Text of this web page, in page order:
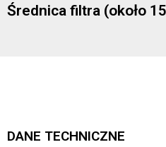
Średnica filtra (około
DANE TECHNICZNE